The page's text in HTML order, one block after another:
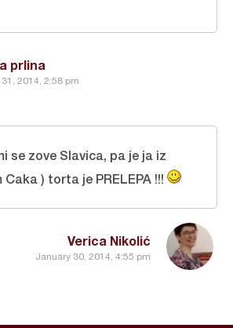
prlina
2014, 2:58 pm
Verica Nikolić
January 30, 2014, 4:55 pm
se zove Slavica, pa je ja iz
) torta je PRELEPA !!!